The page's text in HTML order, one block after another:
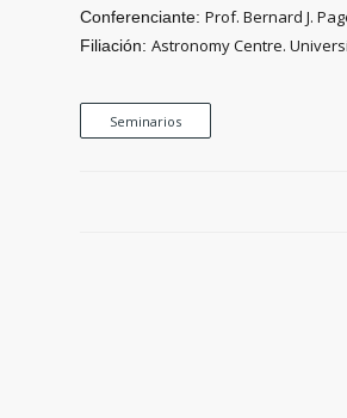
Conferenciante:Prof. Bernard J.
Filiación:Astronomy Centre.
Seminarios